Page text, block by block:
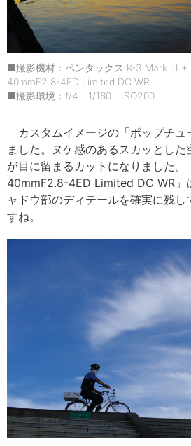
■撮影機材：ペンタックス K-3 Mark III +
40mmF2.8-4ED Limited DC WR
■撮影環境：f/4 1/160 ISO200
カスタムイメージの「ポップチュ
ました。ヌケ感のあるスカッとし
が目に留まるカットになりました
40mmF2.8-4ED Limited DC WR」
ャドウ部のディテールを確実に残
すね。